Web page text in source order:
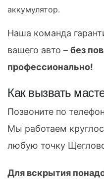
аккумулятор.
Наша команда
вашего авто – без
профессионально!
Как вызвать
Позвоните по
Мы работаем
любую точку
Для вскрытия